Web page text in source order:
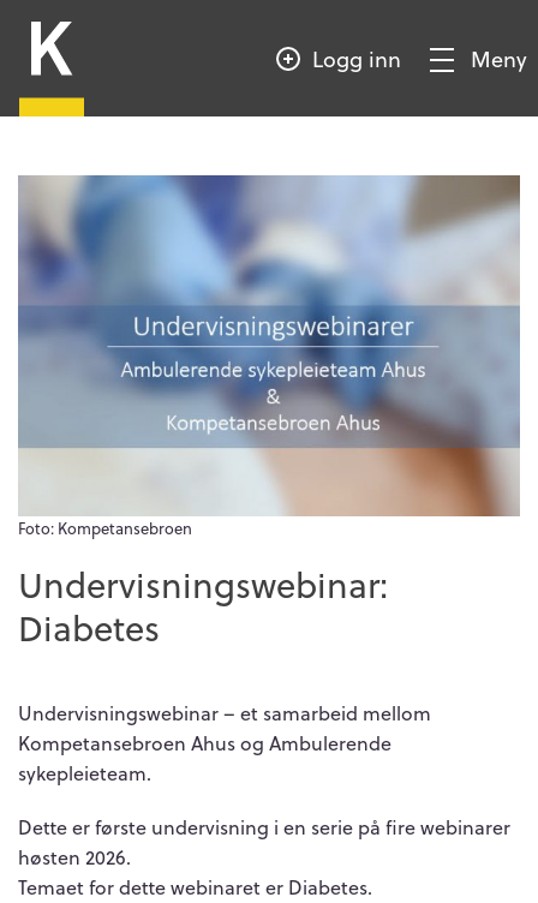
HOVEDINNHOLD
KompetansebroenLogg inn
Vis/SkjulMeny
Foto: Kompetansebroen
Undervisningswebinar:
Diabetes
Undervisningswebinar – et samarbeid mellom
Kompetansebroen Ahus og Ambulerende
sykepleieteam.
Dette er første undervisning i en serie på fire webinarer
høsten 2026.
Temaet for dette webinaret er Diabetes.